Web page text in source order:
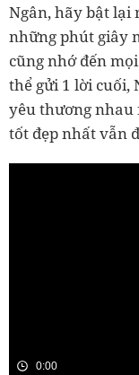
Ngân, hãy bật lại
những phút giây
cũng nhớ đến
thể gửi 1 lời cuối,
yêu thương
tốt đẹp nhất vẫn
0:00